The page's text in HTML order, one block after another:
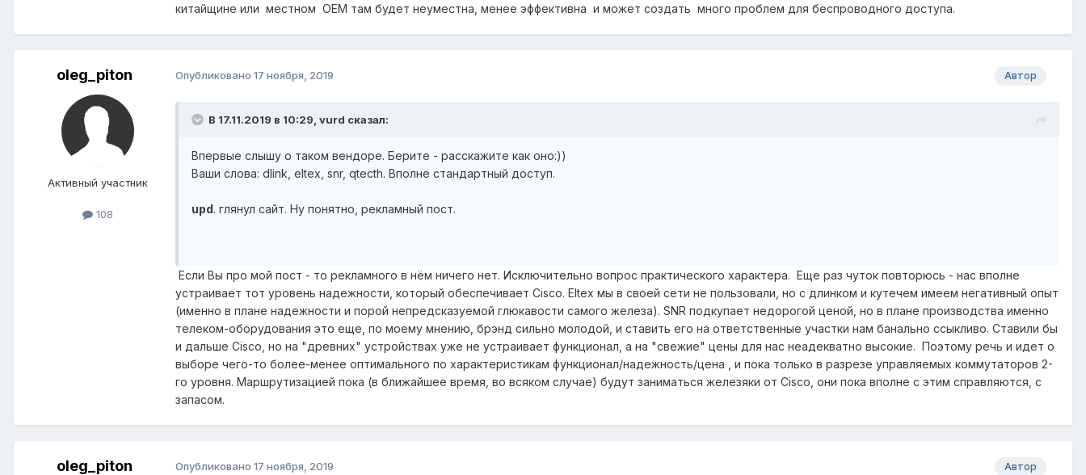
китайщине или местном OEM там будет неуместна, менее эффективна и может создать много проблем для беспроводного доступа.
oleg_piton
Активный участник
108
Автор
Опубликовано 17 ноября, 2019
В 17.11.2019 в 10:29, vurd сказал:
Впервые слышу о таком вендоре. Берите - расскажите как оно:))
Ваши слова: dlink, eltex, snr, qtecth. Вполне стандартный доступ.
upd. глянул сайт. Ну понятно, рекламный пост.
Если Вы про мой пост - то рекламного в нём ничего нет. Исключительно вопрос практического характера. Еще раз чуток повторюсь - нас вполне
устраивает тот уровень надежности, который обеспечивает Cisco. Eltex мы в своей сети не пользовали, но с длинком и кутечем имеем негативный опыт
(именно в плане надежности и порой непредсказуемой глюкавости самого железа). SNR подкупает недорогой ценой, но в плане производства именно
телеком-оборудования это еще, по моему мнению, брэнд сильно молодой, и ставить его на ответственные участки нам банально ссыкливо. Ставили бы
и дальше Cisco, но на "древних" устройствах уже не устраивает функционал, а на "свежие" цены для нас неадекватно высокие. Поэтому речь и идет о
выборе чего-то более-менее оптимального по характеристикам функционал/надежность/цена , и пока только в разрезе управляемых коммутаторов 2-
го уровня. Маршрутизацией пока (в ближайшее время, во всяком случае) будут заниматься железяки от Cisco, они пока вполне с этим справляются, с
запасом.
oleg_piton Автор
Опубликовано 17 ноября, 2019